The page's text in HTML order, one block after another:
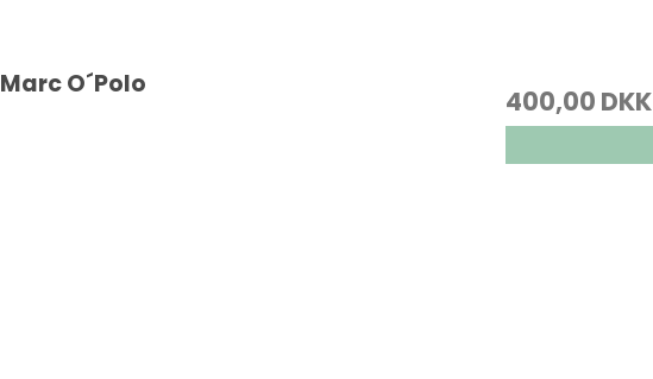
Marc O´Polo
400,00 DKK